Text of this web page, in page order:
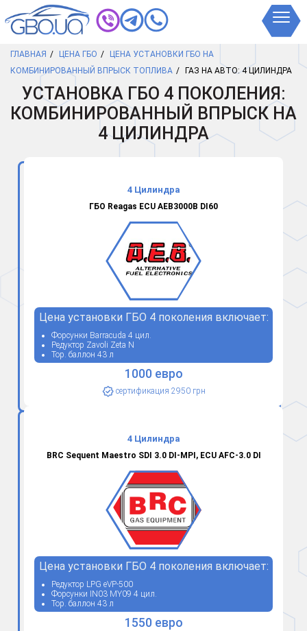
ГЛАВНАЯ ЦЕНА ГБО
ЦЕНА УСТАНОВКИ ГБО НА
КОМБИНИРОВАННЫЙ ВПРЫСК ТОПЛИВА
ГАЗ НА АВТО: 4 ЦИЛИНДРА
УСТАНОВКА ГБО 4 ПОКОЛЕНИЯ:
КОМБИНИРОВАННЫЙ ВПРЫСК НА
4 ЦИЛИНДРА
4 Цилиндра
ГБО Reagas ECU AEB3000B DI60
Цена установки ГБО 4 поколения включает:
Форсунки Barracuda 4 цил.
Редуктор Zavoli Zeta N
Тор. баллон 43 л
1000 евро
сертификация 2950 грн
4 Цилиндра
BRC Sequent Maestro SDI 3.0 DI-MPI, ECU AFC-3.0 DI
Цена установки ГБО 4 поколения включает:
Редуктор LPG eVP-500
Форсунки IN03 MY09 4 цил.
Тор. баллон 43 л
1550 евро